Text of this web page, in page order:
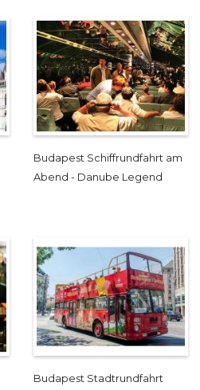
Budapest Schiffrundfahrt am
Abend - Danube Legend
Budapest Stadtrundfahrt